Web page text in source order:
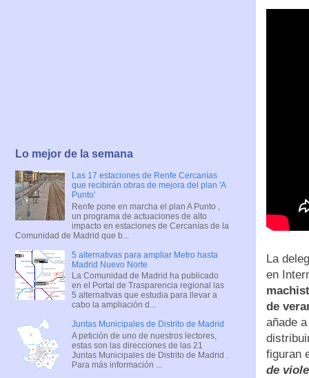
La
en
de
añade
figuran
de
Lo mejor de la semana
Las 17 estaciones de Renfe Cercanías
que recibirán obras de mejora del plan 'A
Punto'
Renfe pone en marcha el plan A Punto ,
un programa de actuaciones de alto
impacto en estaciones de Cercanías de la
Comunidad de Madrid que b...
5 alternativas para ampliar Metro hasta
Madrid Nuevo Norte
La Comunidad de Madrid ha publicado
en el Portal de Trasparencia regional las
5 alternativas que estudia para llevar a
cabo la ampliación d...
Juntas Municipales de Distrito de Madrid
A petición de uno de nuestros lectores,
estas son las direcciones de las 21
Juntas Municipales de Distrito de Madrid .
Para más información ...